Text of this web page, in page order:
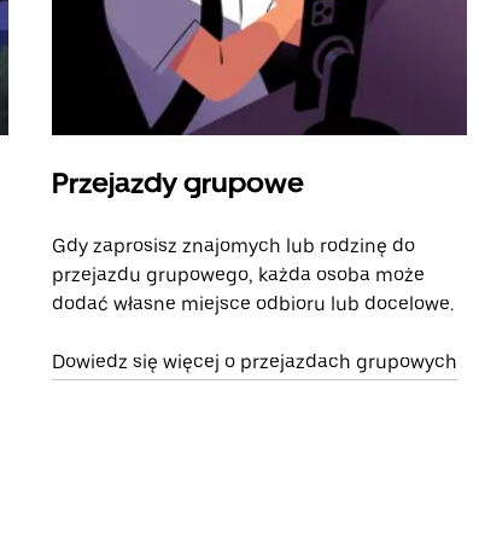
Przejazdy grupowe
Gdy zaprosisz znajomych lub rodzinę do
przejazdu grupowego, każda osoba może
dodać własne miejsce odbioru lub docelowe.
Dowiedz się więcej o przejazdach grupowych